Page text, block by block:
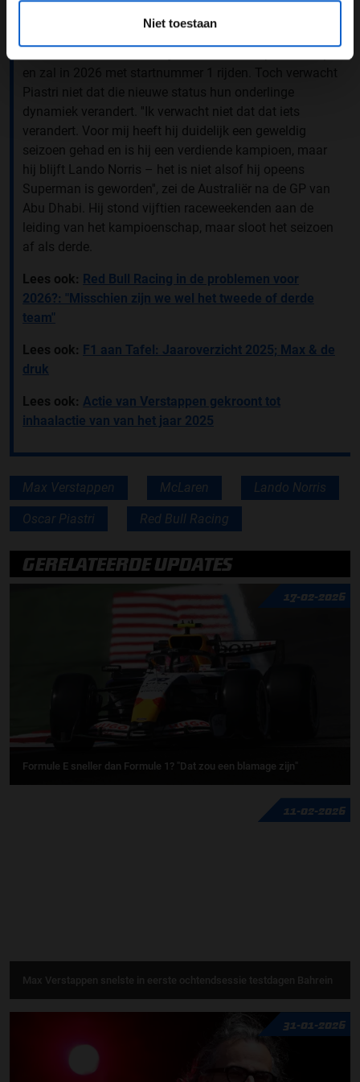
Niet toestaan
De keuze van McLaren voor volledige gelijkheid leidde
en zal in 2026 met startnummer 1 rijden. Toch verwacht
Piastri niet dat die nieuwe status hun onderlinge
dynamiek verandert. ''Ik verwacht niet dat dat iets
verandert. Voor mij heeft hij duidelijk een geweldig
seizoen gehad en is hij een verdiende kampioen, maar
hij blijft Lando Norris – het is niet alsof hij opeens
Superman is geworden'', zei de Australiër na de GP van
Abu Dhabi. Hij stond vijftien raceweekenden aan de
leiding van het kampioenschap, maar sloot het seizoen
af als derde.
Lees ook: Red Bull Racing in de problemen voor
2026?: "Misschien zijn we wel het tweede of derde
team"
Lees ook: F1 aan Tafel: Jaaroverzicht 2025; Max & de
druk
Lees ook: Actie van Verstappen gekroont tot
inhaalactie van van het jaar 2025
Max Verstappen McLaren Lando Norris
Oscar Piastri Red Bull Racing
GERELATEERDE UPDATES
17-02-2026
Formule E sneller dan Formule 1? "Dat zou een blamage zijn"
11-02-2026
Max Verstappen snelste in eerste ochtendsessie testdagen Bahrein
31-01-2026